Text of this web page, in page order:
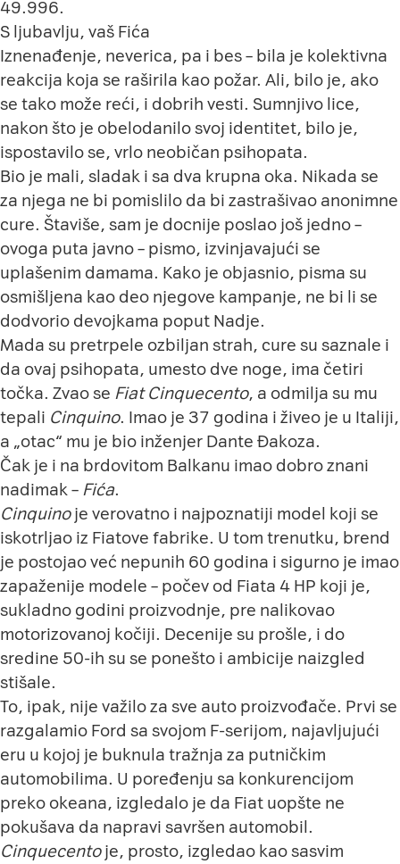
49.996.
S ljubavlju, vaš Fića
Iznenađenje, neverica, pa i bes – bila je kolektivna
reakcija koja se raširila kao požar. Ali, bilo je, ako
se tako može reći, i dobrih vesti. Sumnjivo lice,
nakon što je obelodanilo svoj identitet, bilo je,
ispostavilo se, vrlo neobičan psihopata.
Bio je mali, sladak i sa dva krupna oka. Nikada se
za njega ne bi pomislilo da bi zastrašivao anonimne
cure. Štaviše, sam je docnije poslao još jedno –
ovoga puta javno – pismo, izvinjavajući se
uplašenim damama. Kako je objasnio, pisma su
osmišljena kao deo njegove kampanje, ne bi li se
dodvorio devojkama poput Nadje.
Mada su pretrpele ozbiljan strah, cure su saznale i
da ovaj psihopata, umesto dve noge, ima četiri
točka. Zvao se Fiat Cinquecento, a odmilja su mu
tepali Cinquino. Imao je 37 godina i živeo je u Italiji,
a „otac“ mu je bio inženjer Dante Đakoza.
Čak je i na brdovitom Balkanu imao dobro znani
nadimak – Fića.
Cinquinoje verovatno i najpoznatiji model koji se
iskotrljao iz Fiatove fabrike. U tom trenutku, brend
je postojao već nepunih 60 godina i sigurno je imao
zapaženije modele – počev od Fiata 4 HP koji je,
sukladno godini proizvodnje, pre nalikovao
motorizovanoj kočiji. Decenije su prošle, i do
sredine 50-ih su se ponešto i ambicije naizgled
stišale.
To, ipak, nije važilo za sve auto proizvođače. Prvi se
razgalamio Ford sa svojom F-serijom, najavljujući
eru u kojoj je buknula tražnja za putničkim
automobilima. U poređenju sa konkurencijom
preko okeana, izgledalo je da Fiat uopšte ne
pokušava da napravi savršen automobil.
Cinquecentoje, prosto, izgledao kao sasvim